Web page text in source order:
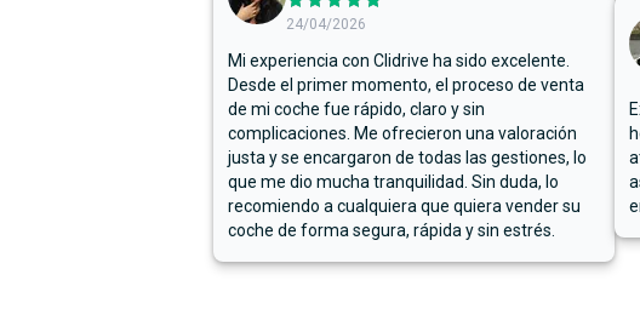
24/04/2026
Mi experiencia con Clidrive ha sido excelente.
Desde el primer momento, el proceso de venta
de mi coche fue rápido, claro y sin
complicaciones. Me ofrecieron una valoración
justa y se encargaron de todas las gestiones, lo
que me dio mucha tranquilidad. Sin duda, lo
recomiendo a cualquiera que quiera vender su
coche de forma segura, rápida y sin estrés.